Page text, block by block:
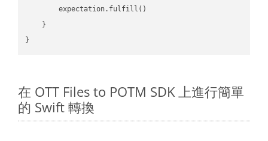
        expectation.fulfill()
    }
在 OTT Files to POTM SDK 上進行簡單
的 Swift 轉換